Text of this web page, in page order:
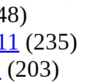
(235)
(203)